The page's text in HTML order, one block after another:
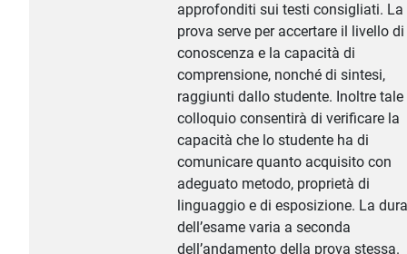
approfonditi sui testi consigliati. La
prova serve per accertare il livello di
conoscenza e la capacità di
comprensione, nonché di sintesi,
raggiunti dallo studente. Inoltre tale
colloquio consentirà di verificare la
capacità che lo studente ha di
comunicare quanto acquisito con
adeguato metodo, proprietà di
linguaggio e di esposizione. La
dell’esame varia a seconda
dell’andamento della prova stessa.